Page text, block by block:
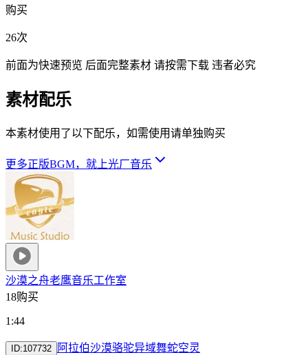
购买
26次
前面为快速预览 后面完整素材 请按需下载 违者必究
素材配乐
本素材使用了以下配乐，如需使用请单独购买
更多正版BGM，就上光厂音乐
沙漠之舟老鹰音乐工作室
18购买
1:44
ID:107732 阿拉伯沙漠骆驼异域舞蛇空灵